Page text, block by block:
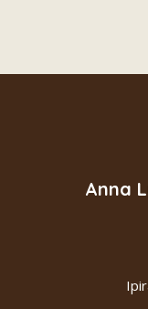
Anna